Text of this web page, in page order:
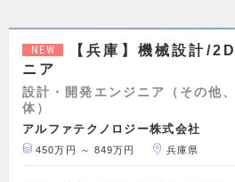
NEW
【兵庫】機械設計/
ニア
設計・開発エンジニア（その他
体）
アルファテクノロジー株式会社
450万円 ～ 849万円 兵庫県